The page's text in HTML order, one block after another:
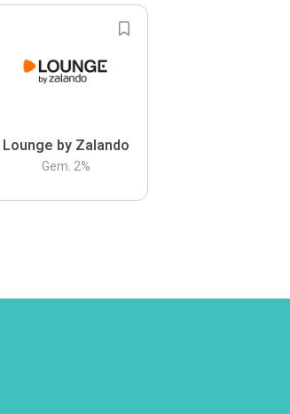
Lounge by Zalando
Gem. 2%